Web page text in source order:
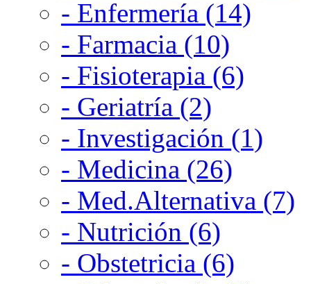
- Enfermería (14)
- Farmacia (10)
- Fisioterapia (6)
- Geriatría (2)
- Investigación (1)
- Medicina (26)
- Med.Alternativa (7)
- Nutrición (6)
- Obstetricia (6)